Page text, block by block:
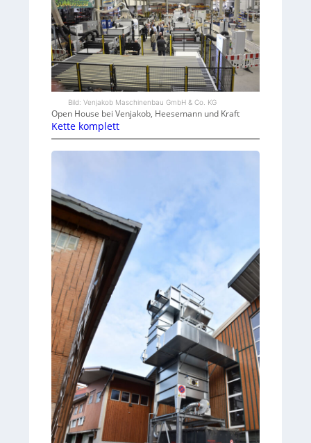
Bild: Venjakob Maschinenbau GmbH & Co. KG
Open House bei Venjakob, Heesemann und Kraft
Kette komplett